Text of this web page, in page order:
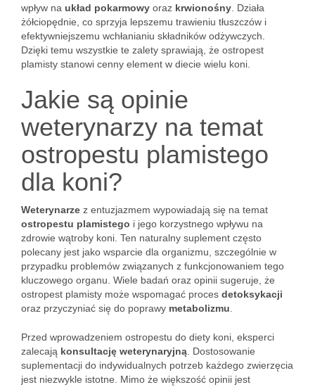
wpływ na układ pokarmowy oraz krwionośny . Działa
żółciopędnie, co sprzyja lepszemu trawieniu tłuszczów i
efektywniejszemu wchłanianiu składników odżywczych.
Dzięki temu wszystkie te zalety sprawiają, że ostropest
plamisty stanowi cenny element w diecie wielu koni.
Jakie są opinie
weterynarzy na temat
ostropestu plamistego
dla koni?
Weterynarze z entuzjazmem wypowiadają się na temat
ostropestu plamistego i jego korzystnego wpływu na
zdrowie wątroby koni. Ten naturalny suplement często
polecany jest jako wsparcie dla organizmu, szczególnie w
przypadku problemów związanych z funkcjonowaniem tego
kluczowego organu. Wiele badań oraz opinii sugeruje, że
ostropest plamisty może wspomagać proces detoksykacji
oraz przyczyniać się do poprawy metabolizmu
Przed wprowadzeniem ostropestu do diety koni, eksperci
zalecają konsultację weterynaryjną . Dostosowanie
suplementacji do indywidualnych potrzeb każdego zwierzęcia
jest niezwykle istotne. Mimo że większość opinii jest